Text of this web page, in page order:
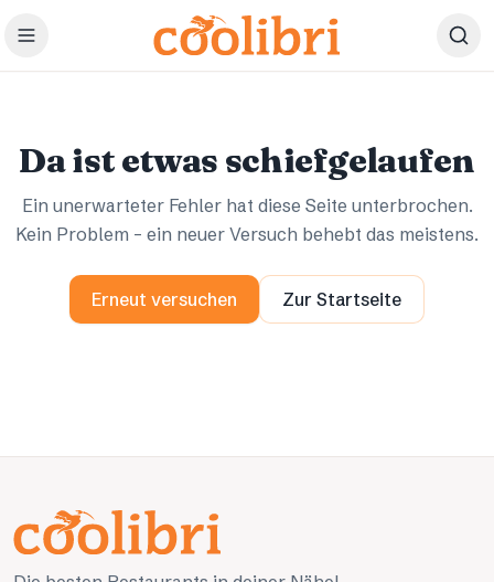
Zum Hauptinhalt springen
Da ist etwas schiefgelaufen
Ein unerwarteter Fehler hat diese Seite unterbrochen.
Kein Problem – ein neuer Versuch behebt das meistens.
Erneut versuchen Zur Startseite